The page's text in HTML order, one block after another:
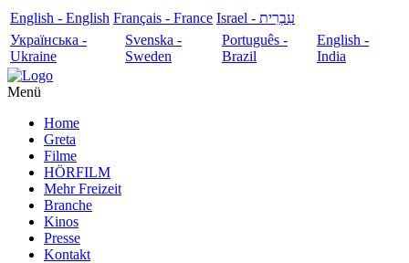
English - English Français - France
עִבְרִית - Israel
Українська -
Ukraine
Svenska -
Sweden
Português -
Brazil
English -
India
Menü
Home
Greta
Filme
HÖRFILM
Mehr Freizeit
Branche
Kinos
Presse
Kontakt